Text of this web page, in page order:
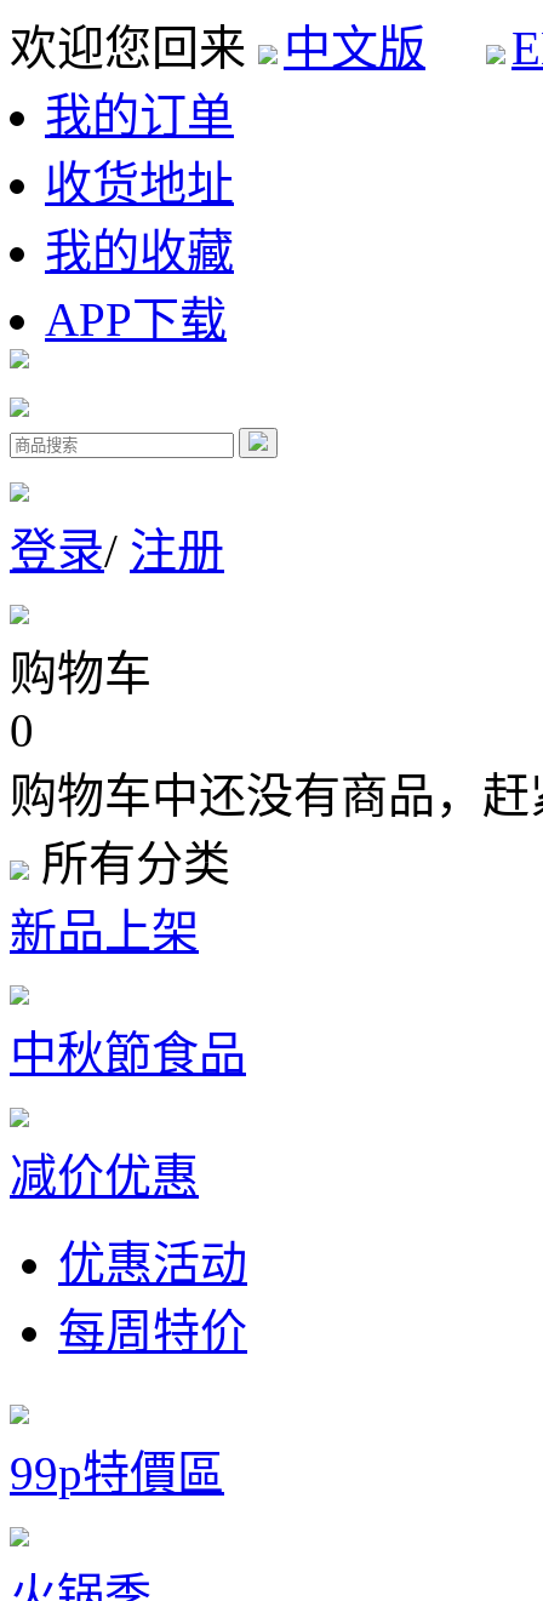
欢迎您回来 中文版
我的订单
收货地址
我的收藏
APP下载
登录/ 注册
购物车
0
购物车中还没有商品，
所有分类
新品上架
中秋節食品
减价优惠
优惠活动
每周特价
99p特價區